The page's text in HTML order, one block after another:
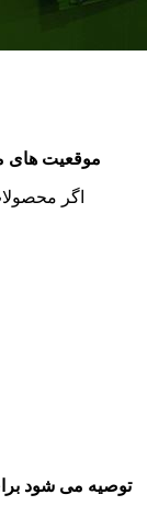
موقعیت های
اگر
توصیه می شود